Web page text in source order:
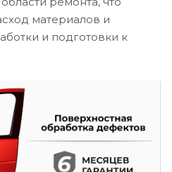
материалов и
и подготовки к